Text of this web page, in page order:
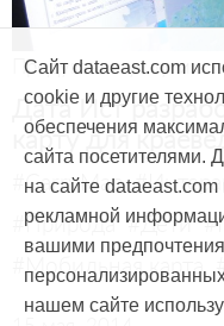
Продукты и услуги
Дата Ист
карту для
#CarryMap
#Природа #Дети
#Мобильная карта
Сайт dataeast.com
cookie и другие
обеспечения
сайта посетителями.
на сайте dataeast.com
рекламной
вашими
нашем сайте